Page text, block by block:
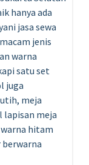
hanya ada
jasa sewa
jenis
warna
satu set
juga
meja
meja
hitam